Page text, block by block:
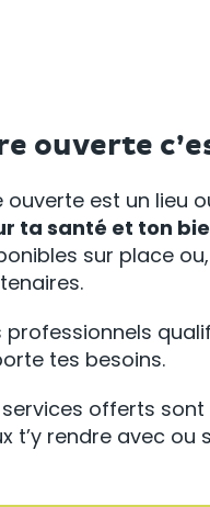
ouverte
ouverte est un lieu
ta santé et ton
sur place
professionnels
tes besoins.
services offerts sont
t’y rendre avec ou